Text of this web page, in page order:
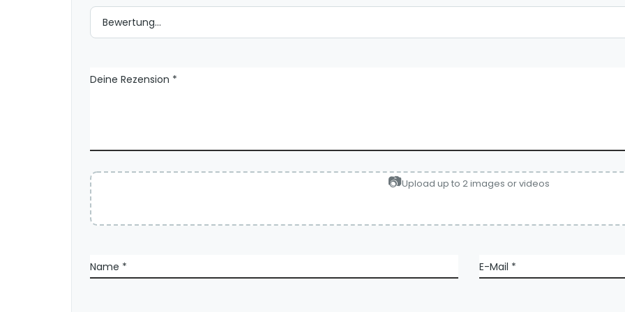
Deine Rezension *
Upload up to 2 images or videos
Name * E-Mail *